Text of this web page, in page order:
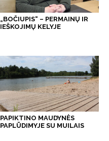
„BOČIUPIS“ – PERMAINŲ IR
IEŠKOJIMŲ KELYJE
PAPIKTINO MAUDYNĖS
PAPLŪDIMYJE SU MUILAIS